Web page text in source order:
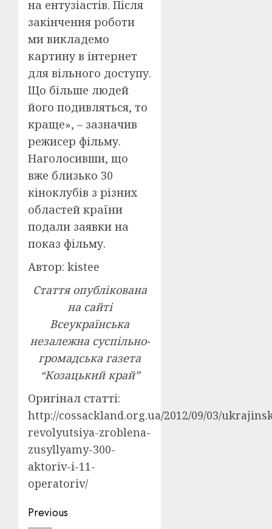
на ентузіастів. Після
закінчення роботи
ми викладемо
картину в інтернет
для вільного доступу.
Що більше людей
його подивляться, то
краще», – зазначив
режисер фільму.
Наголосивши, що
вже близько 30
кіноклубів з різних
областей країни
подали заявки на
показ фільму.
Автор: kistee
Стаття опублікована
на сайті
Всеукраїнська
незалежна суспільно-
громадська газета
“Козацький край”
Оригінал статті:
http://cossackland.org.ua/2012/09/03/
revolyutsiya-zroblena-
zusyllyamy-300-
aktoriv-i-11-
operatoriv/
Post
Previous